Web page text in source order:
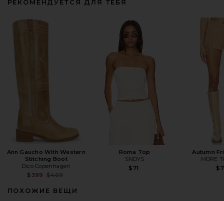
РЕКОМЕНДУЕТСЯ ДЛЯ ТЕБЯ
Ann Gaucho With Western
Stitching Boot
Dico Copenhagen
$399
Previous price:
$469
Roma Top
SNDYS
$71
Autumn
MORE
ПОХОЖИЕ ВЕЩИ